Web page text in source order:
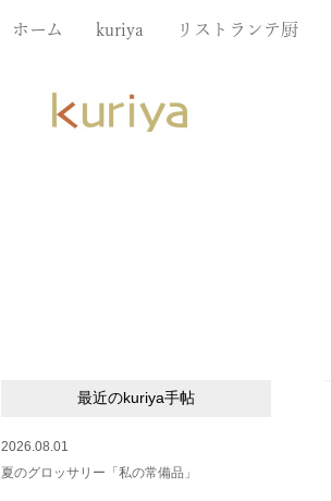
ホーム kuriya リストランテ厨
最近のkuriya手帖
2026.08.01
夏のグロッサリー「私の常備品」